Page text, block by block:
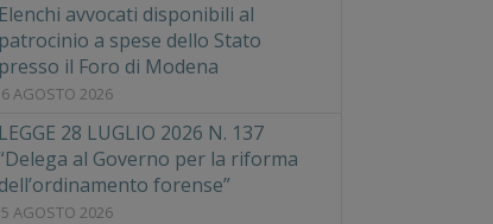
Elenchi avvocati disponibili al
patrocinio a spese dello Stato
presso il Foro di Modena
6 AGOSTO 2026
LEGGE 28 LUGLIO 2026 N. 137
al Governo per la riforma
dell’ordinamento forense”
5 AGOSTO 2026